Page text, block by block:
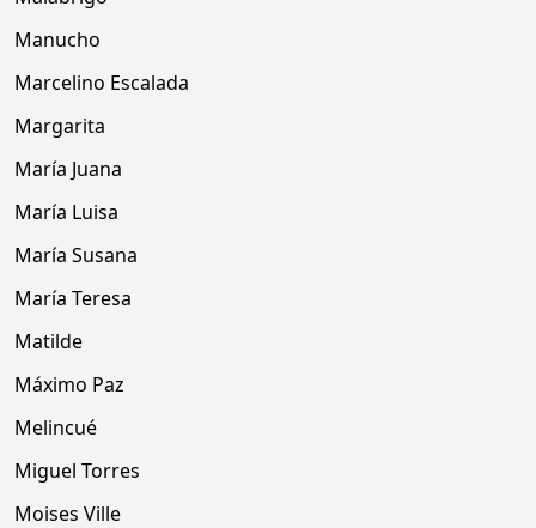
Manucho
Marcelino Escalada
Margarita
María Juana
María Luisa
María Susana
María Teresa
Matilde
Máximo Paz
Melincué
Miguel Torres
Moises Ville